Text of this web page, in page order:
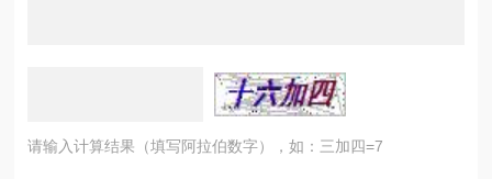
请输入计算结果（填写阿拉伯数字），如：三加四=7